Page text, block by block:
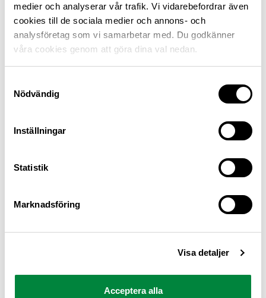
medier och analyserar vår trafik. Vi vidarebefordrar även
cookies till de sociala medier och annons- och
analysföretag som vi samarbetar med. Du godkänner
våra cookies genom att göra dina val nedan.
Nödvändig
Inställningar
Statistik
Marknadsföring
Visa detaljer
Acceptera alla
M Sverige är Sveriges största konsumentorganisation
för bilister och andra trafikanter
Ansvarig utgivare: Heléne Lilja
Pressrum
Om oss